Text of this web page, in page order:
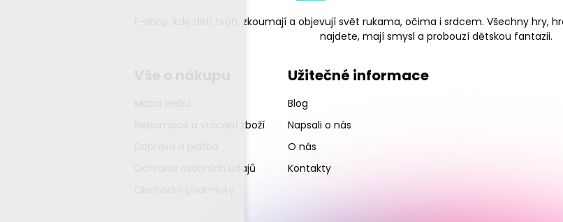
E-shop, kde děti tvoří, zkoumají a objevují svět rukama, očima i srdcem. Všechny hry,
najdete, mají smysl a probouzí dětskou fantazii.
Reklamace a vrácení zboží
Ochrana osobních údajů
Užitečné informace
Blog
Napsali o nás
O nás
Kontakty